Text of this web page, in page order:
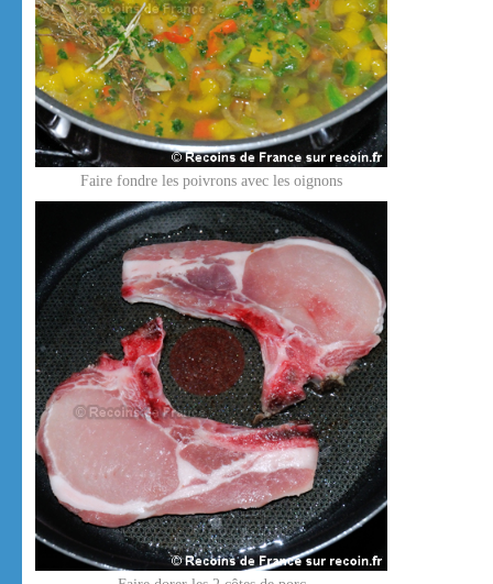
Faire fondre les poivrons avec les oignons